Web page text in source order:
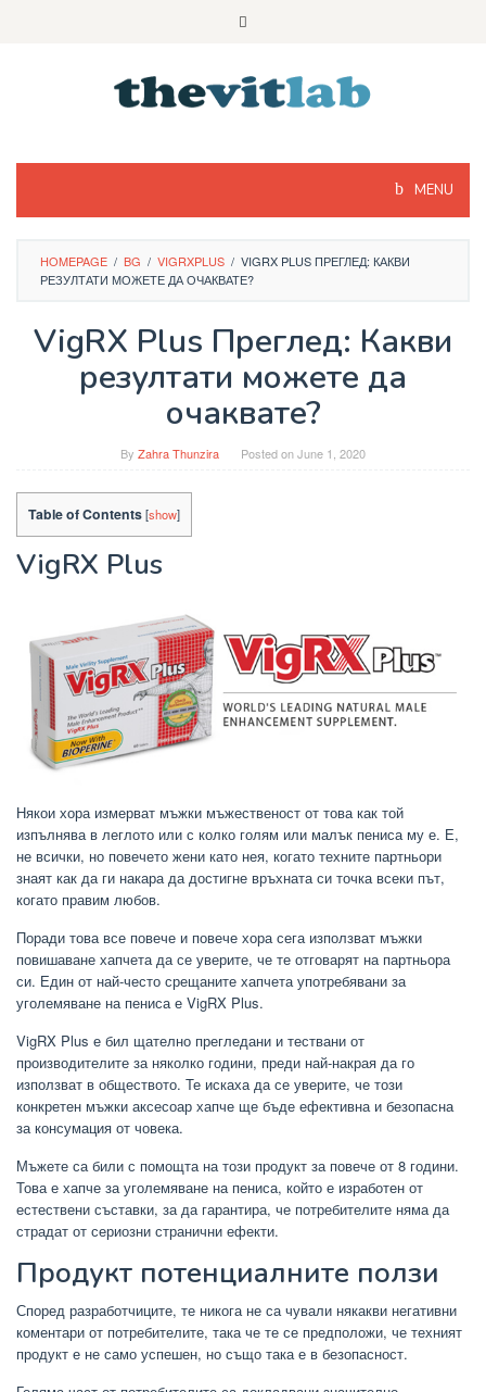
MENU
HOMEPAGE / BG / VIGRXPLUS / VIGRX PLUS ПРЕГЛЕД: КАКВИ
РЕЗУЛТАТИ МОЖЕТЕ ДА ОЧАКВАТЕ?
VigRX Plus Преглед: Какви
резултати можете да
очаквате?
By Zahra Thunzira Posted onJune 1, 2020
Table of Contents[show]
VigRX Plus
Някои хора измерват мъжки мъжественост от това как той
изпълнява в леглото или с колко голям или малък пениса му е. Е,
не всички, но повечето жени като нея, когато техните партньори
знаят как да ги накара да достигне връхната си точка всеки път,
когато правим любов.
Поради това все повече и повече хора сега използват мъжки
повишаване хапчета да се уверите, че те отговарят на партньора
си. Един от най-често срещаните хапчета употребявани за
уголемяване на пениса е VigRX Plus.
VigRX Plus е бил щателно прегледани и тествани от
производителите за няколко години, преди най-накрая да го
използват в обществото. Те искаха да се уверите, че този
конкретен мъжки аксесоар хапче ще бъде ефективна и безопасна
за консумация от човека.
Мъжете са били с помощта на този продукт за повече от 8 години.
Това е хапче за уголемяване на пениса, който е изработен от
естествени съставки, за да гарантира, че потребителите няма да
страдат от сериозни странични ефекти.
Продукт потенциалните ползи
Според разработчиците, те никога не са чували някакви негативни
коментари от потребителите, така че те се предположи, че техният
продукт е не само успешен, но също така е в безопасност.